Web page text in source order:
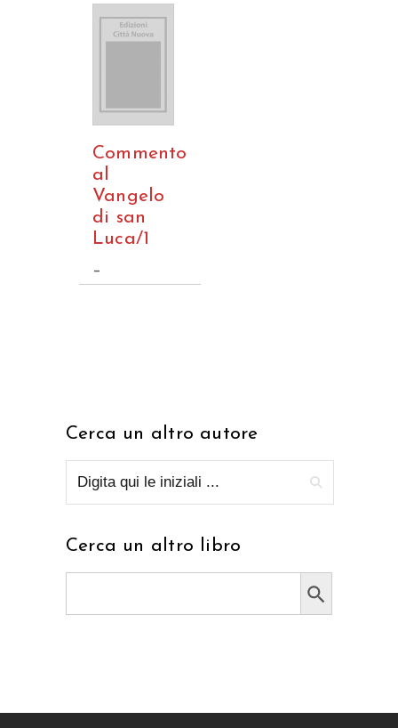
Commento
al
Vangelo
di san
Luca/1
–
Cerca un altro autore
Cerca un altro libro
Search Button